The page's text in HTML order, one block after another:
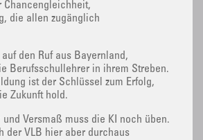
Chancengleichheit,
die allen zugänglich
den Ruf aus Bayernland,
Berufsschullehrer in ihrem Streben.
ist der Schlüssel zum Erfolg,
Zukunft hold.
Versmaß muss die KI noch üben.
der VLB hier aber durchaus